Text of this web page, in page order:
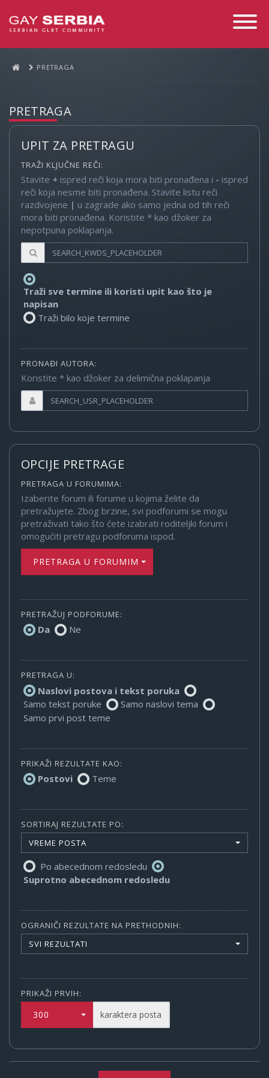
Toggle
PRETRAGA
PRETRAGA
UPIT ZA PRETRAGU
TRAŽI KLJUČNE REČI:
Stavite + ispred reči koja mora biti pronađena i - ispred
reči koja nesme biti pronađena. Stavite listu reči
razdvojene | u zagrade ako samo jedna od tih reči
mora biti pronađena. Koristite * kao džoker za
nepotpuna poklapanja.
Traži sve termine ili koristi upit kao što je
napisan
Traži bilo koje termine
PRONAĐI AUTORA:
Koristite * kao džoker za delimična poklapanja
OPCIJE PRETRAGE
PRETRAGA U FORUMIMA:
Izaberite forum ili forume u kojima želite da
pretražujete. Zbog brzine, svi podforumi se mogu
pretraživati tako što ćete izabrati roditeljki forum i
omogućiti pretragu podforuma ispod.
PRETRAGA U FORUMIMA
PRETRAŽUJ PODFORUME:
Da Ne
PRETRAGA U:
Naslovi postova i tekst poruka
Samo tekst poruke
Samo naslovi tema
Samo prvi post teme
PRIKAŽI REZULTATE KAO:
Postovi Teme
SORTIRAJ REZULTATE PO:
VREME POSTA
Po abecednom redosledu
Suprotno abecednom redosledu
OGRANIČI REZULTATE NA PRETHODNIH:
SVI REZULTATI
PRIKAŽI PRVIH:
300 karaktera posta